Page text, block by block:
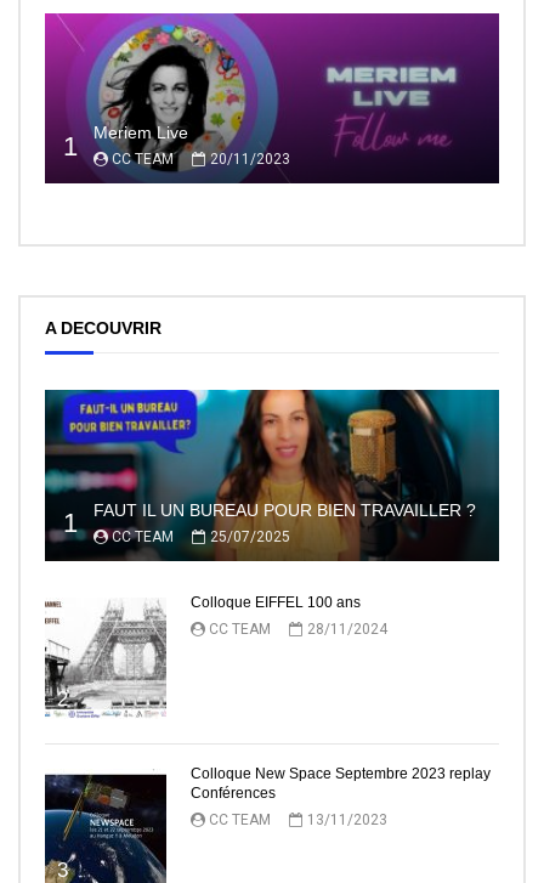
1 Meriem Live
CC TEAM 20/11/2023
A DECOUVRIR
1 FAUT IL UN BUREAU POUR BIEN TRAVAILLER ?
CC TEAM 25/07/2025
2
Colloque EIFFEL 100 ans
CC TEAM
28/11/2024
3
Colloque New Space Septembre 2023 replay
Conférences
CC TEAM
13/11/2023